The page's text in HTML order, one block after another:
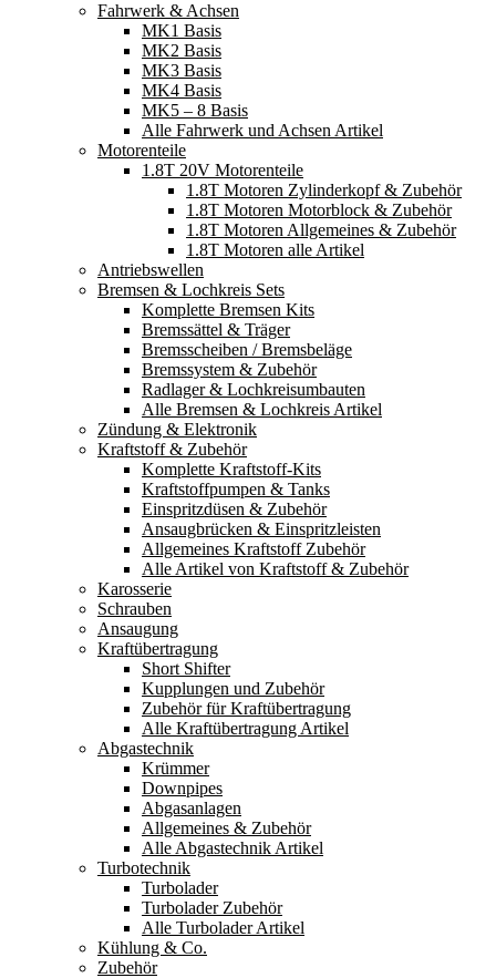
Fahrwerk & Achsen
MK1 Basis
MK2 Basis
MK3 Basis
MK4 Basis
MK5 – 8 Basis
Alle Fahrwerk und Achsen Artikel
Motorenteile
1.8T 20V Motorenteile
1.8T Motoren Zylinderkopf & Zubehör
1.8T Motoren Motorblock & Zubehör
1.8T Motoren Allgemeines & Zubehör
1.8T Motoren alle Artikel
Antriebswellen
Bremsen & Lochkreis Sets
Komplette Bremsen Kits
Bremssättel & Träger
Bremsscheiben / Bremsbeläge
Bremssystem & Zubehör
Radlager & Lochkreisumbauten
Alle Bremsen & Lochkreis Artikel
Zündung & Elektronik
Kraftstoff & Zubehör
Komplette Kraftstoff-Kits
Kraftstoffpumpen & Tanks
Einspritzdüsen & Zubehör
Ansaugbrücken & Einspritzleisten
Allgemeines Kraftstoff Zubehör
Alle Artikel von Kraftstoff & Zubehör
Karosserie
Schrauben
Ansaugung
Kraftübertragung
Short Shifter
Kupplungen und Zubehör
Zubehör für Kraftübertragung
Alle Kraftübertragung Artikel
Abgastechnik
Krümmer
Downpipes
Abgasanlagen
Allgemeines & Zubehör
Alle Abgastechnik Artikel
Turbotechnik
Turbolader
Turbolader Zubehör
Alle Turbolader Artikel
Kühlung & Co.
Zubehör